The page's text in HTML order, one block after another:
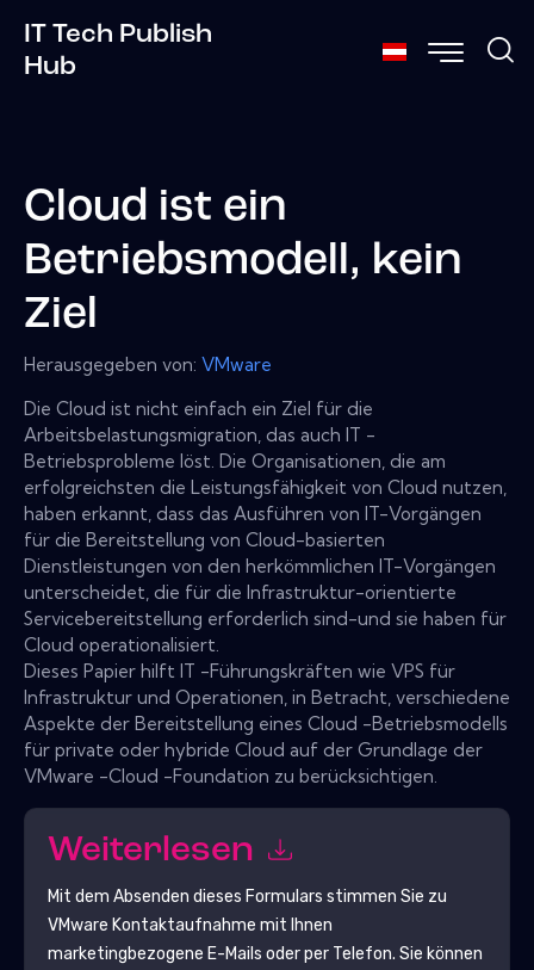
IT Tech Publish
Hub
Cloud ist ein
Betriebsmodell, kein
Ziel
Herausgegeben von: VMware
Die Cloud ist nicht einfach ein Ziel für die
Arbeitsbelastungsmigration, das auch IT -
Betriebsprobleme löst. Die Organisationen, die am
erfolgreichsten die Leistungsfähigkeit von Cloud nutzen,
haben erkannt, dass das Ausführen von IT-Vorgängen
für die Bereitstellung von Cloud-basierten
Dienstleistungen von den herkömmlichen IT-Vorgängen
unterscheidet, die für die Infrastruktur-orientierte
Servicebereitstellung erforderlich sind-und sie haben für
Cloud operationalisiert.
Dieses Papier hilft IT -Führungskräften wie VPS für
Infrastruktur und Operationen, in Betracht, verschiedene
Aspekte der Bereitstellung eines Cloud -Betriebsmodells
für private oder hybride Cloud auf der Grundlage der
VMware -Cloud -Foundation zu berücksichtigen.
Weiterlesen
Mit dem Absenden dieses Formulars stimmen Sie zu
VMware Kontaktaufnahme mit Ihnen
marketingbezogene E-Mails oder per Telefon. Sie können